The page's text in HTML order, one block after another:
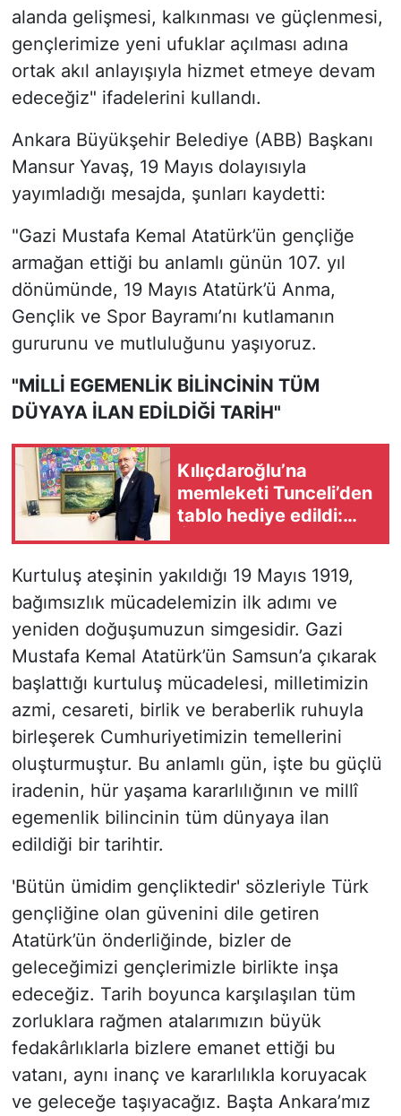
alanda gelişmesi, kalkınması ve güçlenmesi,
gençlerimize yeni ufuklar açılması adına
ortak akıl anlayışıyla hizmet etmeye devam
edeceğiz" ifadelerini kullandı.
Ankara Büyükşehir Belediye (ABB) Başkanı
Mansur Yavaş, 19 Mayıs dolayısıyla
yayımladığı mesajda, şunları kaydetti:
"Gazi Mustafa Kemal Atatürk’ün gençliğe
armağan ettiği bu anlamlı günün 107. yıl
dönümünde, 19 Mayıs Atatürk’ü Anma,
Gençlik ve Spor Bayramı’nı kutlamanın
gururunu ve mutluluğunu yaşıyoruz.
"MİLLİ EGEMENLİK BİLİNCİNİN TÜM
DÜYAYA İLAN EDİLDİĞİ TARİH"
Kılıçdaroğlu’na
memleketi Tunceli’den
tablo hediye edildi:
Kurtuluş ateşinin yakıldığı 19 Mayıs 1919,
bağımsızlık mücadelemizin ilk adımı ve
yeniden doğuşumuzun simgesidir. Gazi
Mustafa Kemal Atatürk’ün Samsun’a çıkarak
başlattığı kurtuluş mücadelesi, milletimizin
azmi, cesareti, birlik ve beraberlik ruhuyla
birleşerek Cumhuriyetimizin temellerini
oluşturmuştur. Bu anlamlı gün, işte bu güçlü
iradenin, hür yaşama kararlılığının ve millî
egemenlik bilincinin tüm dünyaya ilan
edildiği bir tarihtir.
'Bütün ümidim gençliktedir' sözleriyle Türk
gençliğine olan güvenini dile getiren
Atatürk’ün önderliğinde, bizler de
geleceğimizi gençlerimizle birlikte inşa
edeceğiz. Tarih boyunca karşılaşılan tüm
zorluklara rağmen atalarımızın büyük
fedakârlıklarla bizlere emanet ettiği bu
vatanı, aynı inanç ve kararlılıkla koruyacak
ve geleceğe taşıyacağız. Başta Ankara’mız